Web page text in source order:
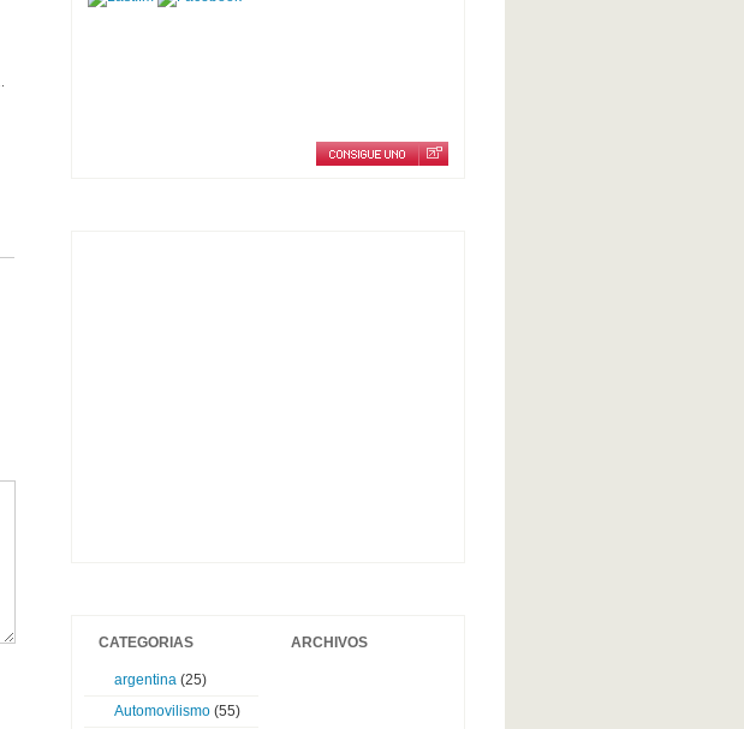
CATEGORIAS
argentina (25)
Automovilismo (55)
ARCHIVOS